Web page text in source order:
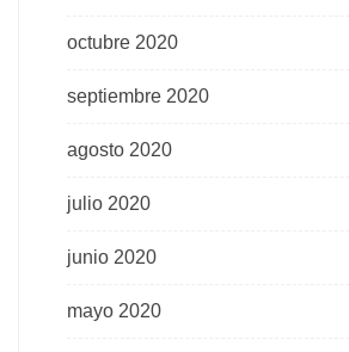
octubre 2020
septiembre 2020
agosto 2020
julio 2020
junio 2020
mayo 2020